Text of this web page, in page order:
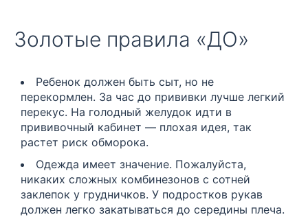
Золотые правила «ДО»
Ребенок должен быть сыт, но не
перекормлен. За час до прививки лучше легкий
перекус. На голодный желудок идти в
прививочный кабинет — плохая идея, так
растет риск обморока.
Одежда имеет значение. Пожалуйста,
никаких сложных комбинезонов с сотней
заклепок у грудничков. У подростков рукав
должен легко закатываться до середины плеча.